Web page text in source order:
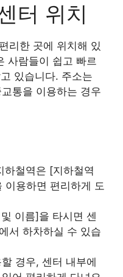
터 위치
리한 곳에 위치해 있
사람들이 쉽고 빠르
있습니다. 주소는
통을 이용하는 경우
하철역은 [지하철역
이용하면 편리하게 도
이름]을 타시면 센
서 하차하실 수 있습
경우, 센터 내부에